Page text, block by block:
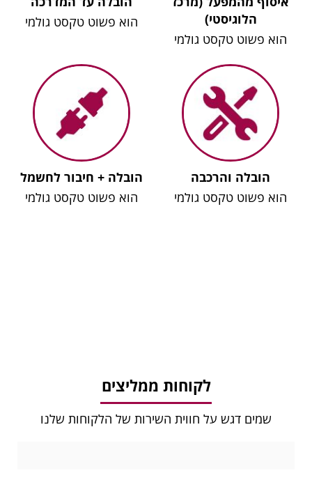
הלוגיסטי)
הוא פשוט טקסט גולמי
הוא פשוט טקסט גולמי
הובלה והרכבה
הוא פשוט טקסט גולמי
הובלה + חיבור לחשמל
הוא פשוט טקסט גולמי
לקוחות ממליצים
שמים דגש על חווית השירות של הלקוחות שלנו